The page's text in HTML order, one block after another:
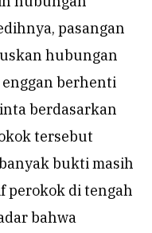
pasangan
hubungan
enggan berhenti
berdasarkan
tersebut
bukti masih
perokok di tengah
bahwa